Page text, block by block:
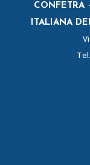
CONFETRA
ITALIANA
Tel.